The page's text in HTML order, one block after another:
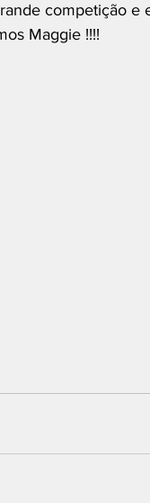
competição e
Maggie !!!!